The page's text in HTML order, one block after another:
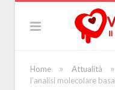
Home » Attualità »
l’analisi molecolare